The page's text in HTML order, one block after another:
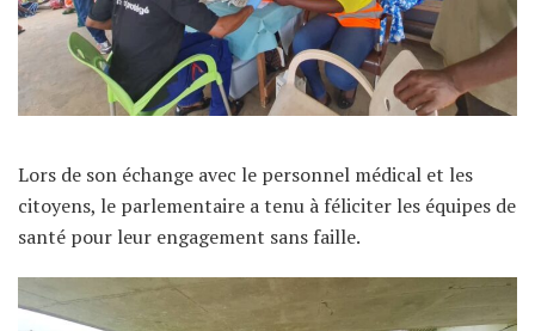
Lors de son échange avec le personnel médical et les
citoyens, le parlementaire a tenu à féliciter les équipes de
santé pour leur engagement sans faille.